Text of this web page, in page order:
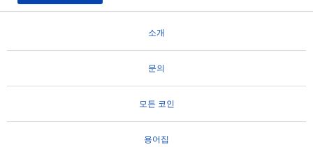
소개
문의
모든 코인
용어집